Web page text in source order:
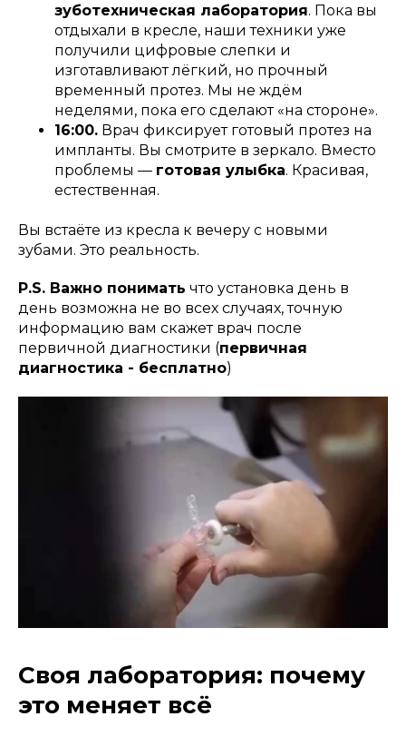
зуботехническая лаборатория. Пока вы
отдыхали в кресле, наши техники уже
получили цифровые слепки и
изготавливают лёгкий, но прочный
временный протез. Мы не ждём
неделями, пока его сделают «на стороне».
16:00. Врач фиксирует готовый протез на
импланты. Вы смотрите в зеркало. Вместо
проблемы — готовая улыбка. Красивая,
естественная.
Вы встаёте из кресла к вечеру с новыми
зубами. Это реальность.
P.S. Важно понимать что установка день в
день возможна не во всех случаях, точную
информацию вам скажет врач после
первичной диагностики (первичная
диагностика - бесплатно)
Своя лаборатория: почему
это меняет всё